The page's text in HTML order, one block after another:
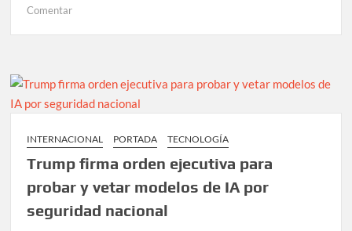
Comentaren
digital
el
Mundial
2026
INTERNACIONAL PORTADA TECNOLOGÍA
Trump firma orden ejecutiva para
probar y vetar modelos de IA por
seguridad nacional